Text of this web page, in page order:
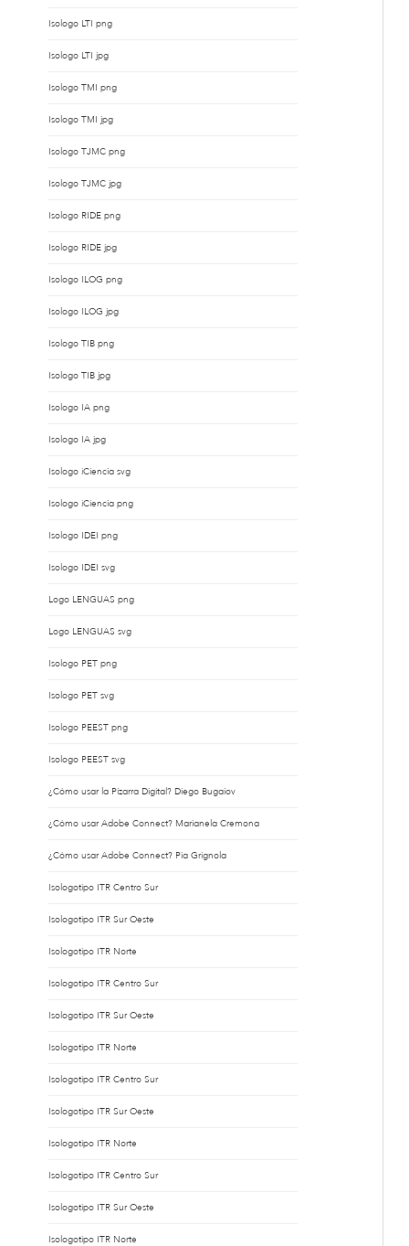
Isologo LTI png
Isologo LTI jpg
Isologo TMI png
Isologo TMI jpg
Isologo TJMC png
Isologo TJMC jpg
Isologo RIDE png
Isologo RIDE jpg
Isologo ILOG png
Isologo ILOG jpg
Isologo TIB png
Isologo TIB jpg
Isologo IA png
Isologo IA jpg
Isologo iCiencia svg
Isologo iCiencia png
Isologo IDEI png
Isologo IDEI svg
Logo LENGUAS png
Logo LENGUAS svg
Isologo PET png
Isologo PET svg
Isologo PEEST png
Isologo PEEST svg
¿Cómo usar la Pizarra Digital? Diego Bugaiov
¿Cómo usar Adobe Connect? Marianela Cremona
¿Cómo usar Adobe Connect? Pia Grignola
Isologotipo ITR Centro Sur
Isologotipo ITR Sur Oeste
Isologotipo ITR Norte
Isologotipo ITR Centro Sur
Isologotipo ITR Sur Oeste
Isologotipo ITR Norte
Isologotipo ITR Centro Sur
Isologotipo ITR Sur Oeste
Isologotipo ITR Norte
Isologotipo ITR Centro Sur
Isologotipo ITR Sur Oeste
Isologotipo ITR Norte